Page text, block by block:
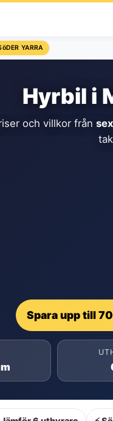
YARRA
Hyrbil i
och villkor från
Spara upp till